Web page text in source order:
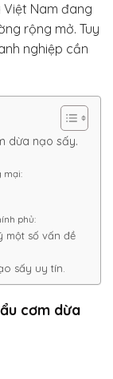
Nam đang
rộng mở. Tuy
nghiệp cần
dừa nạo sấy.
mại:
phủ:
một số vấn đề
sấy uy tín.
cơm dừa